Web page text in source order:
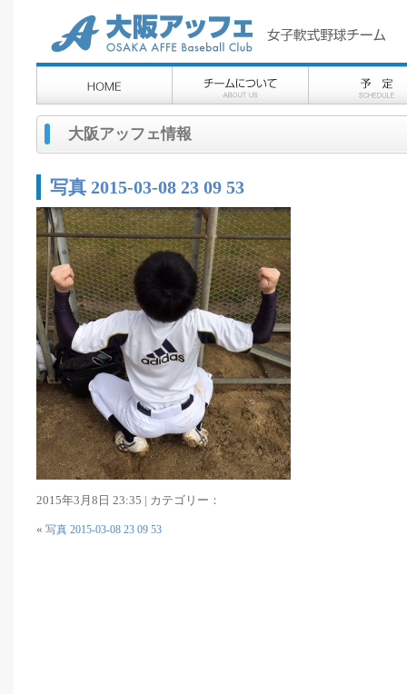
大阪アッフェ情報
写真 2015-03-08 23 09 53
2015年3月8日 23:35 | カテゴリー：
« 写真 2015-03-08 23 09 53